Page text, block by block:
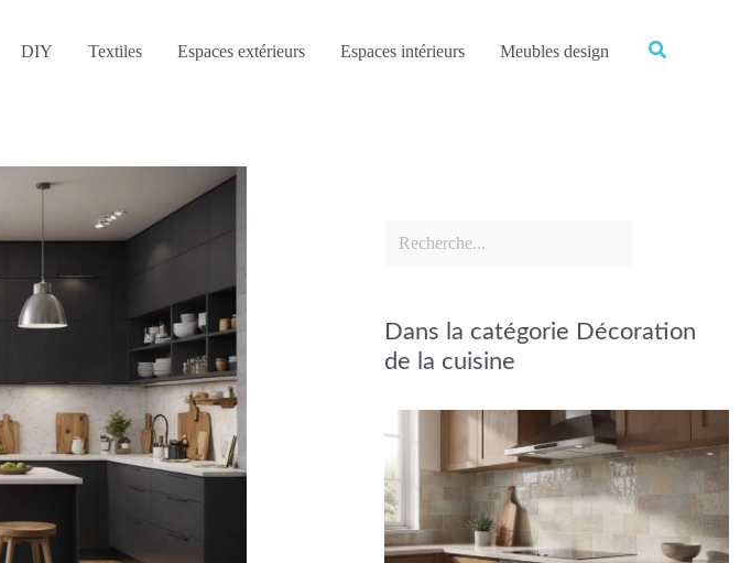
DIY Textiles Espaces extérieurs Espaces intérieurs Meubles design Rechercher
Dans la catégorie Décoration
de la cuisine